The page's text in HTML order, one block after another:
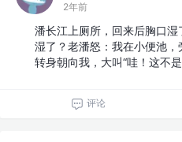
2年前
潘长江上厕所，回来后胸口
湿了？老潘怒：我在小便池
转身朝向我，大叫“哇！这不
评论